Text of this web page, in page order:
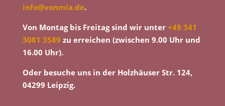
info@vonmia.de.
Von Montag bis Freitag sind wir unter +49 341
3081 3589 zu erreichen (zwischen 9.00 Uhr und
16.00 Uhr).
Oder besuche uns in der Holzhäuser Str. 124,
04299 Leipzig.